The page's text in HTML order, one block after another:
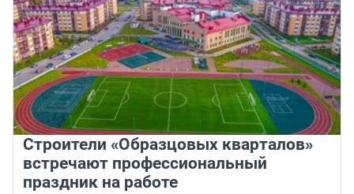
Строители «Образцовых кварталов»
встречают профессиональный
праздник на работе